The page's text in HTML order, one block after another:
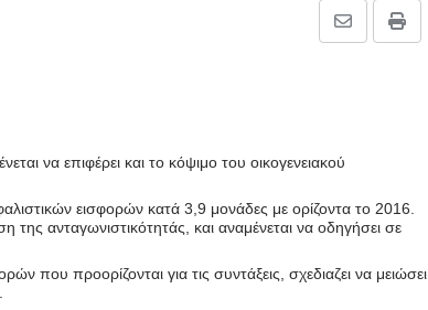
Print
Share
να επιφέρει και το κόψιμο του οικογενειακού
εισφορών κατά 3,9 μονάδες με ορίζοντα το 2016.
ανταγωνιστικότητάς, και αναμένεται να οδηγήσει σε
προορίζονται για τις συντάξεις, σχεδιαζει να μειώσει